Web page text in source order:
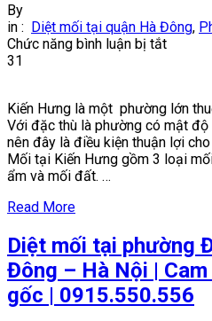
mối
|
By
in : Diệt mối tại quận Hà Đông,
Chức năng bình luận bị tắtở
phường
Kiến
Hưng
–
Nội
|
Phục
vụ
31
Kiến Hưng là một phường lớn
Với đặc thù là phường có mật
nên đây là điều kiện thuận lợi
Mối tại Kiến Hưng gồm 3 loại
ẩm và mối đất. …
Read More
Diệt mối tại phường
Đông – Hà Nội |
gốc | 0915.550.556